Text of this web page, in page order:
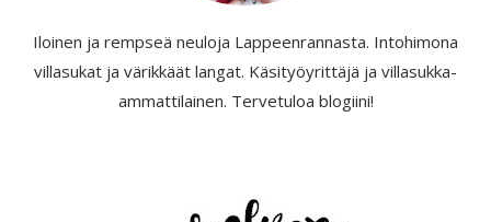
Iloinen ja rempseä neuloja Lappeenrannasta. Intohimona
villasukat ja värikkäät langat. Käsityöyrittäjä ja villasukka-
ammattilainen. Tervetuloa blogiini!